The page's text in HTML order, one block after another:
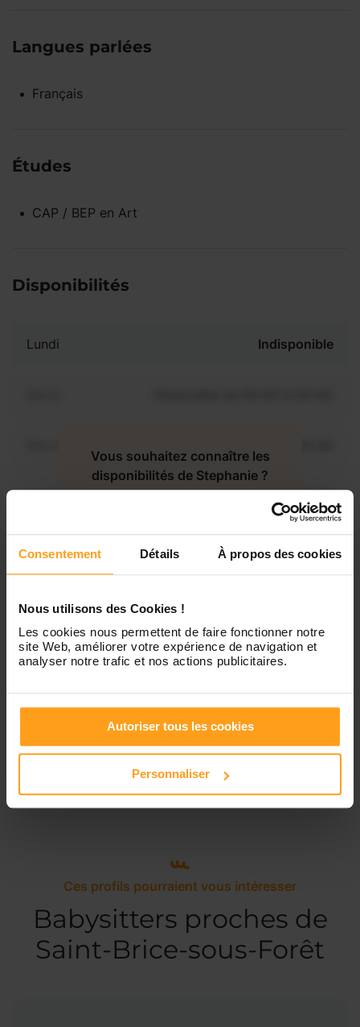
Consentement Détails À propos des cookies
Nous utilisons des Cookies !
Les cookies nous permettent de faire fonctionner notre
site Web, améliorer votre expérience de navigation et
analyser notre trafic et nos actions publicitaires.
Autoriser tous les cookies
Personnaliser
Langues parlées
Français
Études
CAP / BEP en Art
Disponibilités
Lundi Indisponible
Vendredi Disponible de 00:00 à 00:00
Dimanche Disponible de 00:00 à 00:00
Vous souhaitez connaître les
disponibilités de Stephanie ?
Services proposés
Garde d’enfants
Ces profils pourraient vous intéresser
Babysitters proches de
Saint-Brice-sous-Forêt